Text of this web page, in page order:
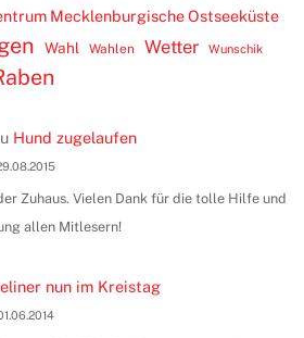
Mecklenburgische Ostseeküste
Wahl Wahlen Wetter Wunschik
Hund zugelaufen
Zuhaus. Vielen Dank für die tolle Hilfe und
allen Mitlesern!
nun im Kreistag